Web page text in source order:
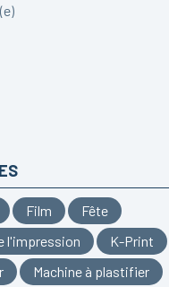
Film
Fête
l'impression
K-Print
Machine à plastifier